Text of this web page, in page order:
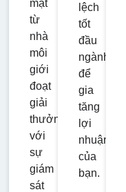
mật
từ
nhà
môi
giới
đoạt
giải
thưởng
với
sự
giám
sát
lệch
tốt
đầu
ngành
để
gia
tăng
lợi
nhuận
của
bạn.